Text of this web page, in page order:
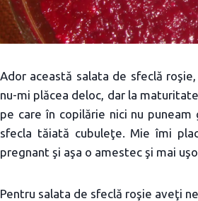
Ador această salata de sfeclă
nu-mi plăcea deloc, dar la
pe care în copilărie nici nu
sfecla tăiată cubuleţe. Mie îmi
pregnant şi aşa o amestec şi mai
Pentru salata de sfeclă roşie aveţi